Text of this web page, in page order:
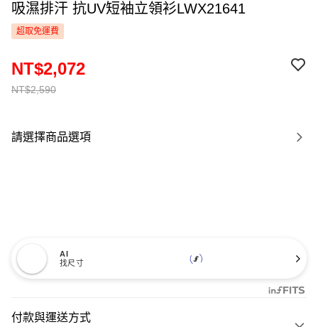
吸濕排汗 抗UV短袖立領衫LWX21641
超取免運費
NT$2,590
NT$2,072
請選擇商品選項
AI
找尺寸
付款與運送方式